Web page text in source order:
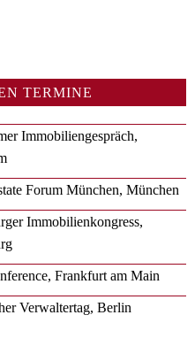
TERMINE
Immobiliengespräch,
Forum München, München
Immobilienkongress,
Frankfurt am Main
Verwaltertag, Berlin